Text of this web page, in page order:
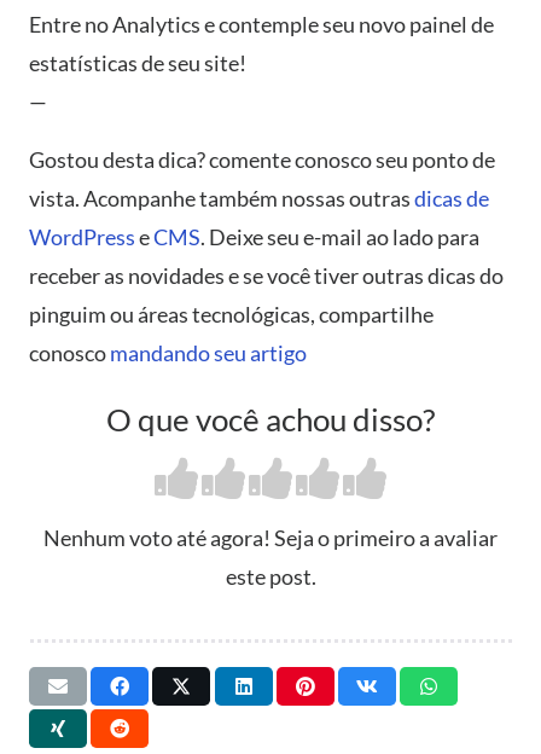
Entre no Analytics e contemple seu novo painel de
estatísticas de seu site!
—
Gostou desta dica? comente conosco seu ponto de
vista. Acompanhe também nossas outrasdicas de
WordPresseCMS. Deixe seu e-mail ao lado para
receber as novidades e se você tiver outras dicas do
pinguim ou áreas tecnológicas, compartilhe
conoscomandando seu artigo
O que você achou disso?
Nenhum voto até agora! Seja o primeiro a avaliar
este post.